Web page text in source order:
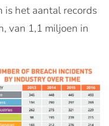
is het aantal records
van 1,1 miljoen in